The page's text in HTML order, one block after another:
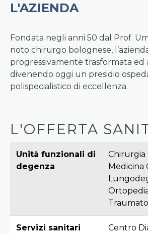
L'AZIENDA
Fondata negli anni 50 dal Prof.
noto chirurgo bolognese,
progressivamente trasformata ed
divenendo oggi un presidio
polispecialistico di eccellenza.
L'OFFERTA
Unità funzionali di
degenza
Chirurgia
Medicina
Servizi sanitari
Centro